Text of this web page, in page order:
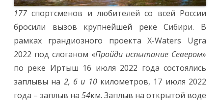
177 спортсменов и любителей со всей России
бросили вызов крупнейшей реке Сибири. В
рамках грандиозного проекта X-Waters Ugra
2022 под слоганом «Пройди испытание Севером»
по реке Иртыш 16 июля 2022 года состоялись
заплывы на 2, 6 и 10километров, 17 июля 2022
года – заплыв на 54км. Заплыв на открытой воде